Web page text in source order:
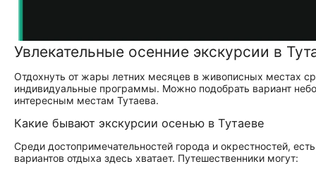
Увлекательные осенние экскурсии в
Отдохнуть от жары летних месяцев в живописных местах
индивидуальные программы. Можно подобрать вариант
интересным местам Тутаева.
Какие бывают экскурсии осенью в Тутаеве
Среди достопримечательностей города и окрестностей,
вариантов отдыха здесь хватает. Путешественники могут: